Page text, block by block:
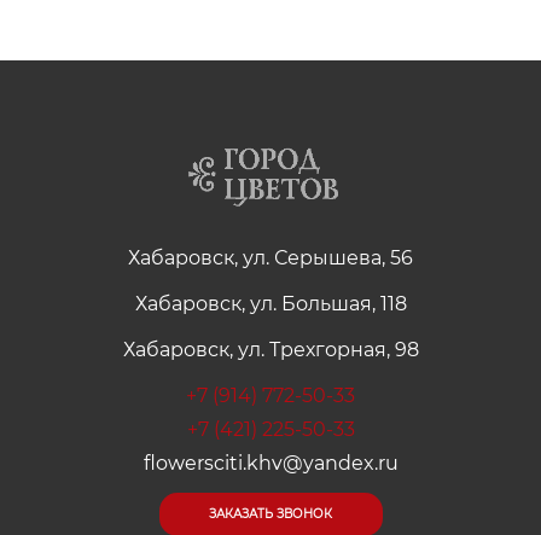
Хабаровск, ул. Серышева, 56
Хабаровск, ул. Большая, 118
Хабаровск, ул. Трехгорная, 98
+7 (914) 772-50-33
+7 (421) 225-50-33
flowersciti.khv@yandex.ru
ЗАКАЗАТЬ ЗВОНОК